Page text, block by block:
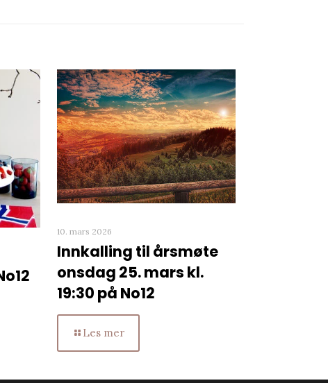
10. mars 2026
Innkalling til årsmøte
onsdag 25. mars kl.
19:30 på No12
Les mer